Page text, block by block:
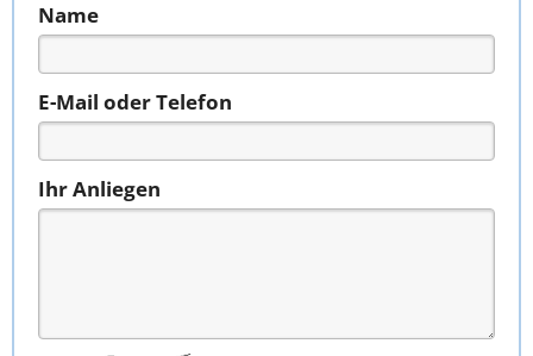
Name
E-Mail oder Telefon
Ihr Anliegen